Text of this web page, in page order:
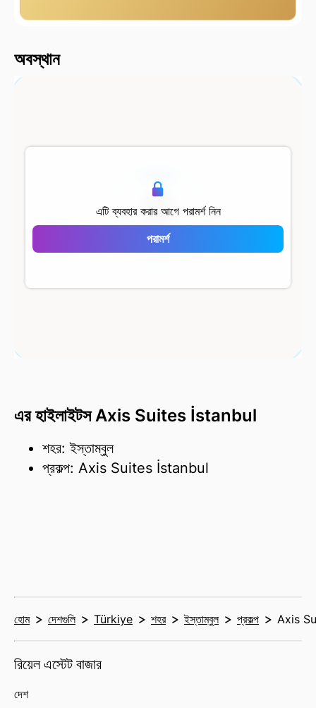
অবস্থান
এটি ব্যবহার করার আগে পরামর্শ নিন
পরামর্শ
Axis Suites İstanbul
এর হাইলাইটস Axis Suites İstanbul
শহর: ইস্তাম্বুল
প্রকল্প: Axis Suites İstanbul
হোম দেশগুলি Türkiye শহর ইস্তাম্বুল প্রকল্প Axis
রিয়েল এস্টেট বাজার
দেশ